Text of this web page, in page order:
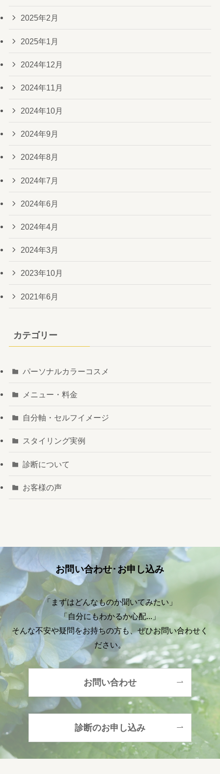
2025年2月
2025年1月
2024年12月
2024年11月
2024年10月
2024年9月
2024年8月
2024年7月
2024年6月
2024年4月
2024年3月
2023年10月
2021年6月
カテゴリー
パーソナルカラーコスメ
メニュー・料金
自分軸・セルフイメージ
スタイリング実例
診断について
お客様の声
お問い合わせ･お申し込み
「まずはどんなものか聞いてみたい」
「自分にもわかるか心配...」
そんな不安や疑問をお持ちの方も、ぜひお問い合わせく
ださい。
お問い合わせ
診断のお申し込み